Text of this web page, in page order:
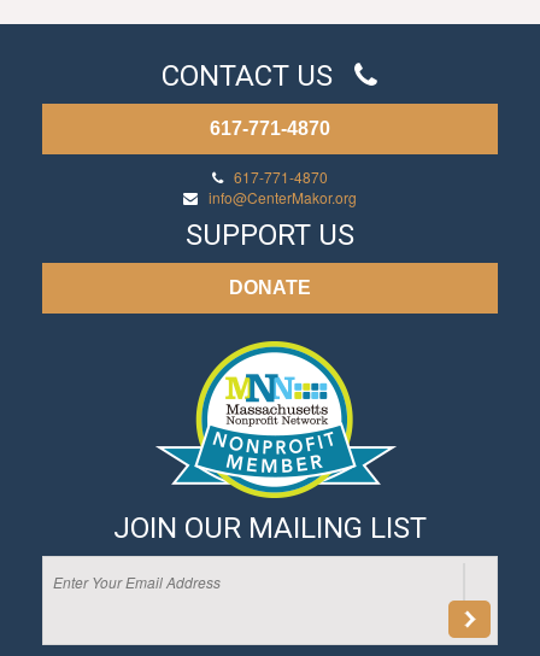
CONTACT US
617-771-4870
617-771-4870
info@CenterMakor.org
SUPPORT US
DONATE
JOIN OUR MAILING LIST